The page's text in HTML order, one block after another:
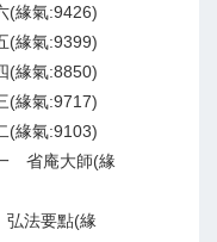
(緣氣:9426)
(緣氣:9399)
(緣氣:8850)
(緣氣:9717)
(緣氣:9103)
省庵大師(緣
法要點(緣